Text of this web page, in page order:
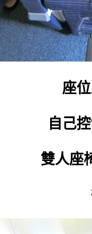
座
自己
雙人座